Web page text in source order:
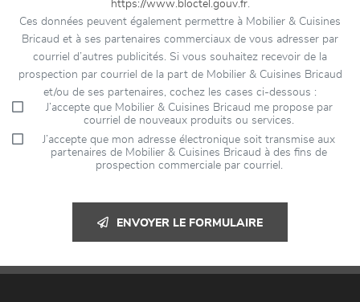
https://www.bloctel.gouv.fr.
Ces données peuvent également permettre à Mobilier & Cuisines
Bricaud et à ses partenaires commerciaux de vous adresser par
courriel d’autres publicités. Si vous souhaitez recevoir de la
prospection par courriel de la part de Mobilier & Cuisines Bricaud
et/ou de ses partenaires, cochez les cases ci-dessous :
J’accepte que Mobilier & Cuisines Bricaud me propose par
courriel de nouveaux produits ou services.
J’accepte que mon adresse électronique soit transmise aux
partenaires de Mobilier & Cuisines Bricaud à des fins de
prospection commerciale par courriel.
ENVOYER LE FORMULAIRE